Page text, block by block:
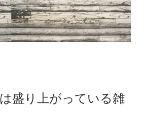
盛り上がっている雑